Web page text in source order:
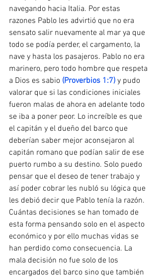
navegando hacia Italia. Por estas
razones Pablo les advirtió que no era
sensato salir nuevamente al mar ya que
todo se podía perder, el cargamento, la
nave y hasta los pasajeros. Pablo no era
marinero, pero todo hombre que respeta
a Dios es sabio (Proverbios 1:7) y pudo
valorar que si las condiciones iniciales
fueron malas de ahora en adelante todo
se iba a poner peor. Lo increíble es que
el capitán y el dueño del barco que
deberían saber mejor aconsejaron al
capitán romano que podían salir de ese
puerto rumbo a su destino. Solo puedo
pensar que el deseo de tener trabajo y
así poder cobrar les nubló su lógica que
les debió decir que Pablo tenía la razón.
Cuántas decisiones se han tomado de
esta forma pensando solo en el aspecto
económico y por ello muchas vidas se
han perdido como consecuencia. La
mala decisión no fue solo de los
encargados del barco sino que también